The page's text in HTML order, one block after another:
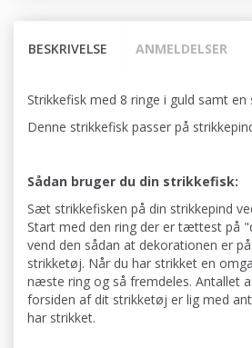
BESKRIVELSE ANMELDELSER
Strikkefisk med 8 ringe i guld samt en
Denne strikkefisk passer på
Sådan bruger du din strikkefisk:
Sæt strikkefisken på din strikkepind
Start med den ring der er tættest på
vend den sådan at dekorationen er
strikketøj. Når du har strikket en
næste ring og så fremdeles. Antallet
forsiden af dit strikketøj er lig med
har strikket.